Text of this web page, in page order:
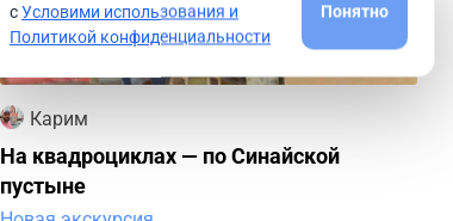
Карим
На квадроциклах — по Синайской
пустыне
сУсловими использования и
Политикой конфиденциальности
Понятно